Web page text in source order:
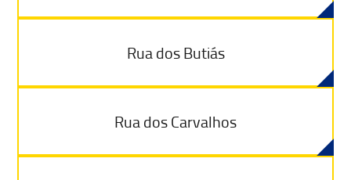
Rua dos Butiás
Rua dos Carvalhos